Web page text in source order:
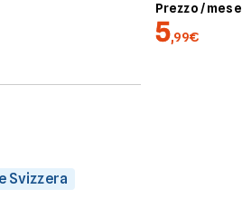
Svizzera
Prezzo / mese
5,99€